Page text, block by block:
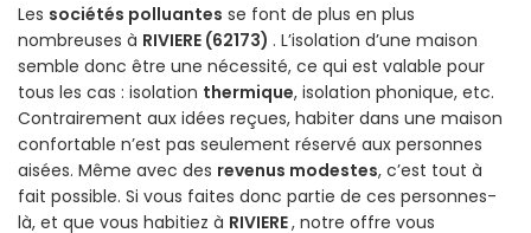
Les sociétés polluantes se font de plus en plus
nombreuses à RIVIERE (62173) . L’isolation d’une maison
semble donc être une nécessité, ce qui est valable pour
tous les cas : isolation thermique, isolation phonique, etc.
Contrairement aux idées reçues, habiter dans une maison
confortable n’est pas seulement réservé aux personnes
aisées. Même avec des revenus modestes, c’est tout à
fait possible. Si vous faites donc partie de ces personnes-
là, et que vous habitiez à RIVIERE, notre offre vous